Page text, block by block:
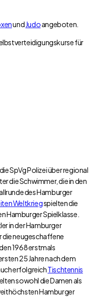
und Judoangeboten.
für
SpVg Polizei über regional
die Schwimmer, die in den
des Hamburger
Weltkriegspielten die
Hamburger Spielklasse.
in der Hamburger
die neugeschaffene
1968 erstmals
25 Jahre nach dem
erfolgreichTischtennis
sowohl die Damen als
Hamburger